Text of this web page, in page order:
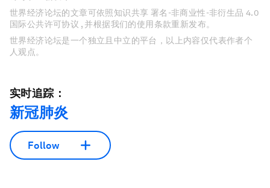
世界经济论坛的文章可依照知识共享 署名-非商业性-非衍生品 4.0
国际公共许可协议 , 并根据我们的使用条款重新发布。
世界经济论坛是一个独立且中立的平台，以上内容仅代表作者个
人观点。
实时追踪：
新冠肺炎
Follow